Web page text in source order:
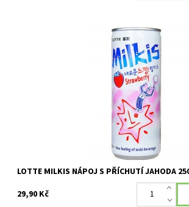
LOTTE MILKIS NÁPOJ S PŘÍCHUTÍ JAHODA
29,90 Kč